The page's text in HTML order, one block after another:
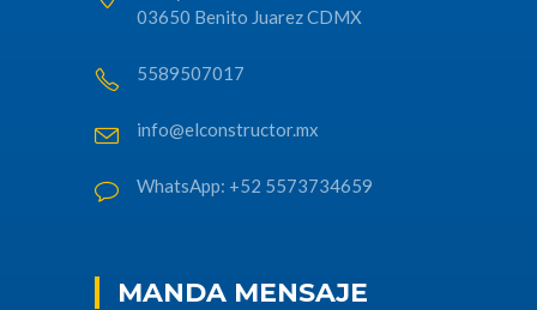
03650 Benito Juarez CDMX
5589507017
info@elconstructor.mx
WhatsApp: +52 5573734659
MANDA MENSAJE